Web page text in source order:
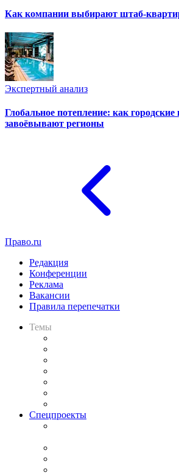
Как компании выбирают штаб-
Экспертный анализ
Глобальное потепление: как
завоёвывают регионы
Право.ru
Редакция
Конференции
Реклама
Вакансии
Правила перепечатки
Темы
Спецпроекты